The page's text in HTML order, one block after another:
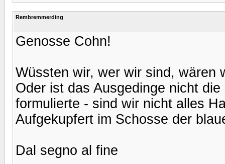
Rembremmerding
Genosse Cohn!
Wüssten wir, wer wir sind, wären
Oder ist das Ausgedinge nicht
formulierte - sind wir nicht alles
Aufgekupfert im Schosse der
Dal segno al fine